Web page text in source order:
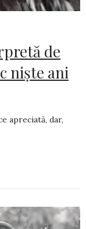
de
niște ani
apreciată, dar,